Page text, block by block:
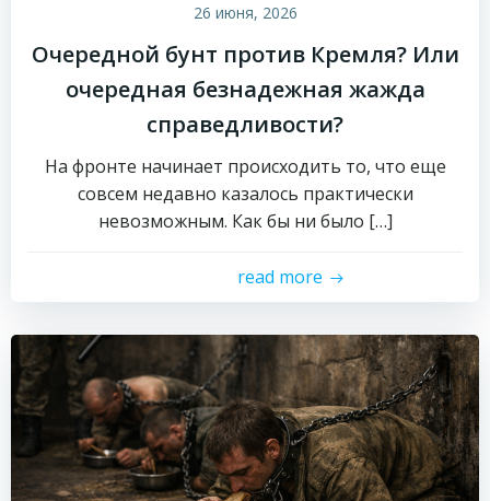
26 июня, 2026
Очередной бунт против Кремля? Или
очередная безнадежная жажда
справедливости?
На фронте начинает происходить то, что еще
совсем недавно казалось практически
невозможным. Как бы ни было […]
read more